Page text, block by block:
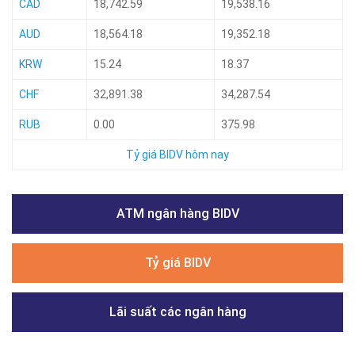
CAD 18,742.59 19,538.16
AUD 18,564.18 19,352.18
KRW 15.24 18.37
CHF 32,891.38 34,287.54
RUB 0.00 375.98
Tỷ giá BIDV hôm nay
ATM ngân hàng BIDV
Tỷ giá BIDV
Lãi suất các ngân hàng